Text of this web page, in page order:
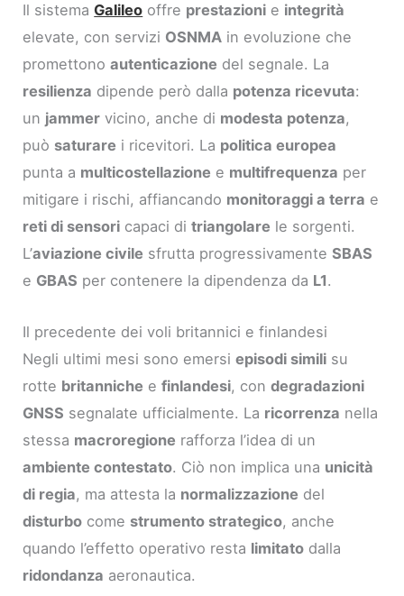
Il sistemaGalileo offre prestazioni e integrità
elevate, con servizi OSNMA in evoluzione che
promettonoautenticazione del segnale. La
resilienza dipende però dalla potenza ricevuta:
un jammer vicino, anche di modesta potenza,
può saturare i ricevitori. La politica europea
punta a multicostellazione e multifrequenza per
mitigare i rischi, affiancando monitoraggi a terra e
reti di sensori capaci ditriangolare le sorgenti.
L’aviazione civile sfrutta progressivamenteSBAS
e GBAS per contenere la dipendenza da L1.
Il precedente dei voli britannici e finlandesi
Negli ultimi mesi sono emersiepisodi simili su
rotte britanniche efinlandesi, condegradazioni
GNSS segnalate ufficialmente. La ricorrenza nella
stessa macroregione rafforza l’idea di un
ambiente contestato. Ciò non implica una unicità
di regia, ma attesta la normalizzazione del
disturbo come strumento strategico, anche
quando l’effetto operativo resta limitato dalla
ridondanza aeronautica.